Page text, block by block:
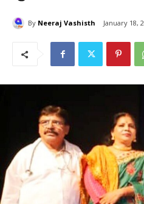
By Neeraj Vashisth January 18,